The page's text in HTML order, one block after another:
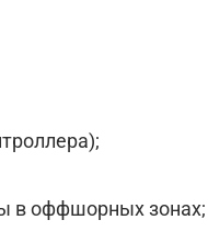
в оффшорных зонах;